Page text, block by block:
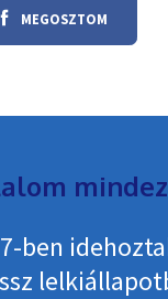
MEGOSZTOM
ben